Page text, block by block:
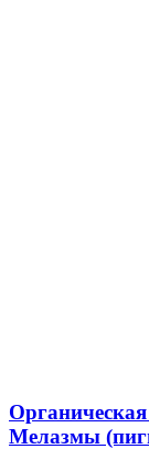
Мелазмы